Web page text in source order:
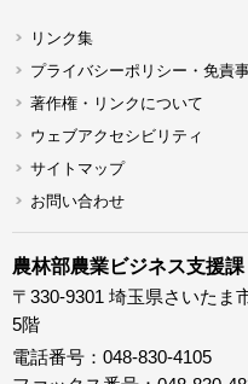
リンク集
プライバシーポリシー・免責
著作権・リンクについて
ウェブアクセシビリティ
サイトマップ
お問い合わせ
農林部農業ビジネス支援課
〒330-9301 埼玉県さいたま
5階
電話番号：048-830-4105